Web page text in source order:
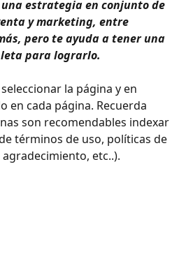
estrategia en conjunto de
y marketing, entre
pero te ayuda a tener una
para lograrlo.
la página y en
en cada página. Recuerda
son recomendables indexar
términos de uso, políticas de
etc..).